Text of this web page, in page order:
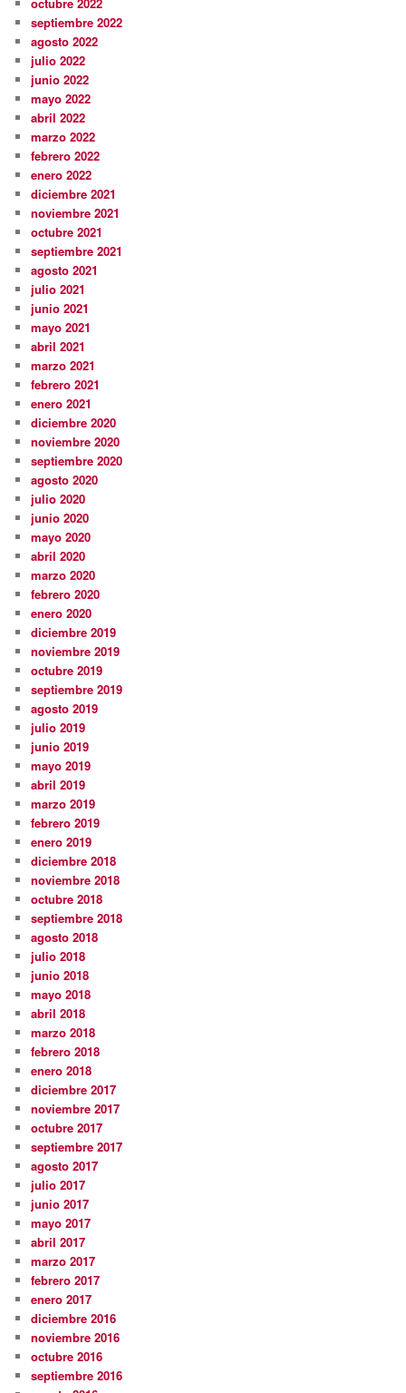
septiembre 2022
agosto 2022
julio 2022
junio 2022
mayo 2022
abril 2022
marzo 2022
febrero 2022
enero 2022
diciembre 2021
noviembre 2021
octubre 2021
septiembre 2021
agosto 2021
julio 2021
junio 2021
mayo 2021
abril 2021
marzo 2021
febrero 2021
enero 2021
diciembre 2020
noviembre 2020
septiembre 2020
agosto 2020
julio 2020
junio 2020
mayo 2020
abril 2020
marzo 2020
febrero 2020
enero 2020
diciembre 2019
noviembre 2019
octubre 2019
septiembre 2019
agosto 2019
julio 2019
junio 2019
mayo 2019
abril 2019
marzo 2019
febrero 2019
enero 2019
diciembre 2018
noviembre 2018
octubre 2018
septiembre 2018
agosto 2018
julio 2018
junio 2018
mayo 2018
abril 2018
marzo 2018
febrero 2018
enero 2018
diciembre 2017
noviembre 2017
octubre 2017
septiembre 2017
agosto 2017
julio 2017
junio 2017
mayo 2017
abril 2017
marzo 2017
febrero 2017
enero 2017
diciembre 2016
noviembre 2016
octubre 2016
septiembre 2016